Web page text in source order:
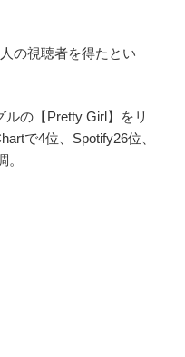
の視聴者を得たとい
の【Pretty Girl】をリ
で4位、Spotify26位、